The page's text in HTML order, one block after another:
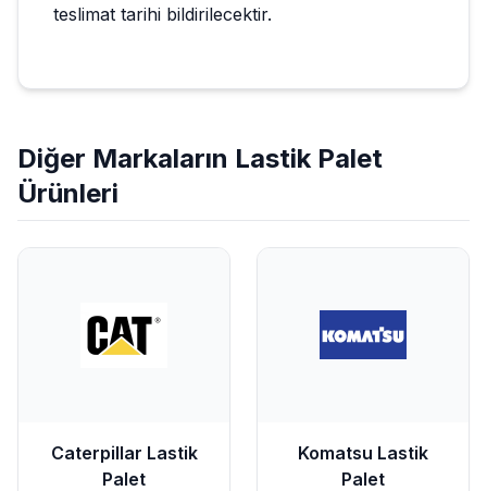
teslimat tarihi bildirilecektir.
Diğer Markaların Lastik Palet
Ürünleri
Caterpillar Lastik
Palet
Komatsu Lastik
Palet